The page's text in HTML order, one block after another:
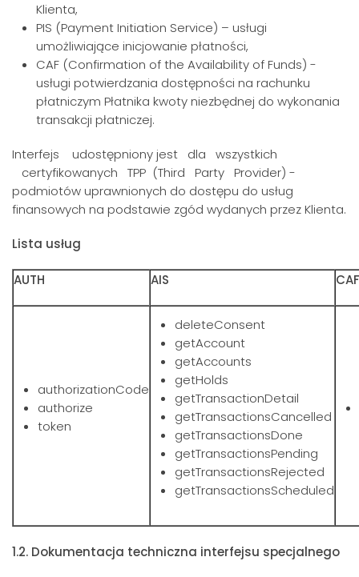
Klienta,
PIS (Payment Initiation Service) – usługi
umożliwiające inicjowanie płatności,
CAF (Confirmation of the Availability of Funds) -
usługi potwierdzania dostępności na rachunku
płatniczym Płatnika kwoty niezbędnej do wykonania
transakcji płatniczej.
Interfejs udostępniony jest dla wszystkich
certyfikowanych TPP (Third Party Provider) -
podmiotów uprawnionych do dostępu do usług
finansowych na podstawie zgód wydanych przez Klienta.
Lista usług
AUTH AIS CAF
authorizationCode
authorize
token
deleteConsent
getAccount
getAccounts
getHolds
getTransactionDetail
getTransactionsCancelled
getTransactionsDone
getTransactionsPending
getTransactionsRejected
getTransactionsScheduled
1.2. Dokumentacja techniczna interfejsu specjalnego